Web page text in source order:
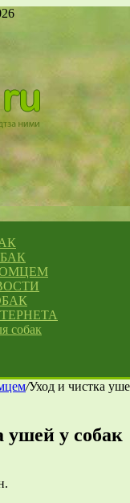
собак
/Уход и чистка
ушей у собак